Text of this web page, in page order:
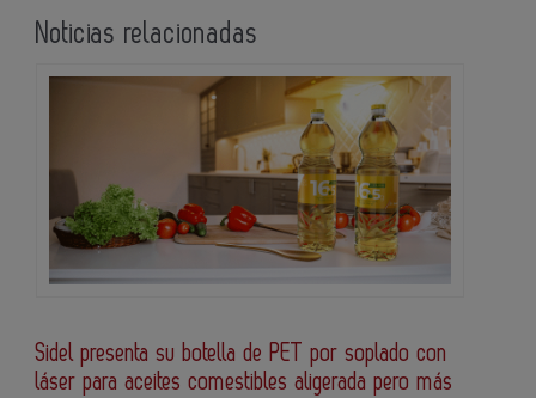
Noticias relacionadas
Sidel presenta su botella de PET por soplado con
láser para aceites comestibles aligerada pero más